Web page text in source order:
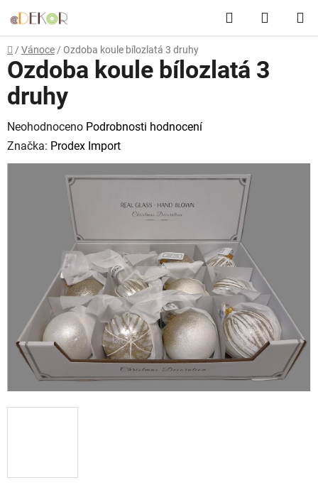
na
obsah
Hledat
KOŠÍK
Domů
/ Vánoce / Ozdoba koule bílozlatá 3 druhy
Ozdoba koule bílozlatá 3
druhy
Průměrné
hodnocení
produktu
Neohodnoceno Podrobnosti hodnocení
Značka: Prodex Import